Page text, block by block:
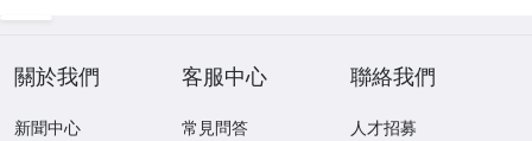
關於我們
新聞中心
客服中心
常見問答
聯絡我們
人才招募